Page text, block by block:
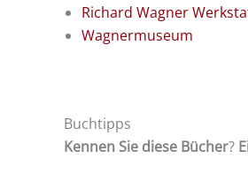
Richard Wagner
Wagnermuseum
Buchtipps
Kennen Sie diese Bücher?